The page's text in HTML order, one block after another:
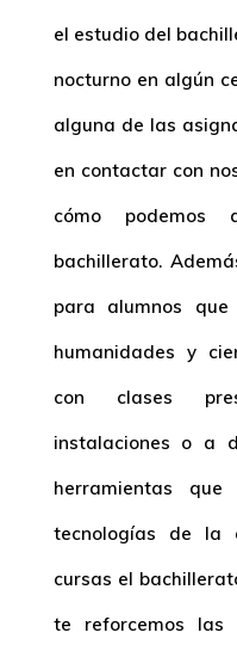
el estudio del
nocturno en algún
alguna de las
en contactar con
cómo podemos
bachillerato.
para alumnos
humanidades y
con clases
instalaciones o a
herramientas
tecnologías de la
cursas el
te reforcemos las